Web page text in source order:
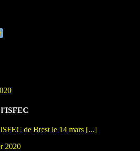
l'ISFEC
de Brest le 14 mars [...]
2020